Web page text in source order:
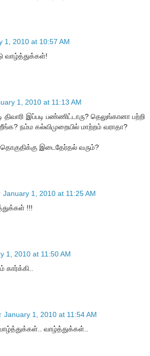
1, 2010 at 10:57 AM
வாழ்த்துக்கள்!
1, 2010 at 11:13 AM
இப்படி பண்ணிட்டாரு? தெலுங்கானா பற்றி
நம்ம கல்விமுறையில் மாற்றம் வராதா?
இடைதேர்தல் வரும்?
January 1, 2010 at 11:25 AM
!!!
1, 2010 at 11:50 AM
January 1, 2010 at 11:54 AM
வாழ்த்துக்கள்..